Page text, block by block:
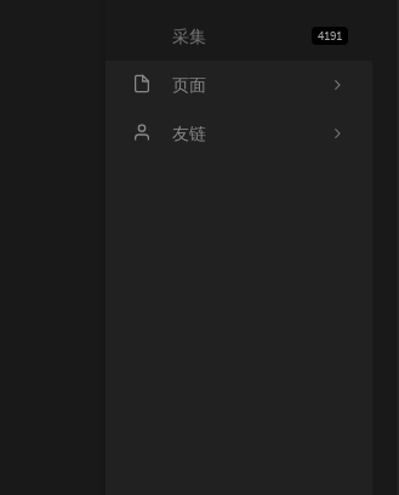
4191
采集
页面
会员中心
友链